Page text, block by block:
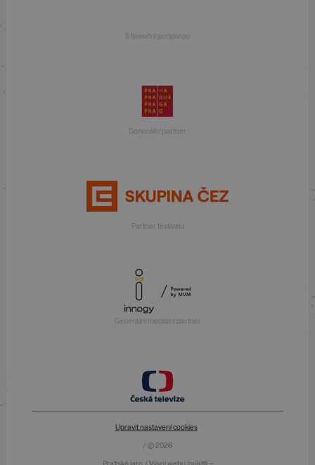
S finanční podporou
Generální partner
Partner festivalu
Generální mediální partner
Upravit nastavení cookies
/ © 2026